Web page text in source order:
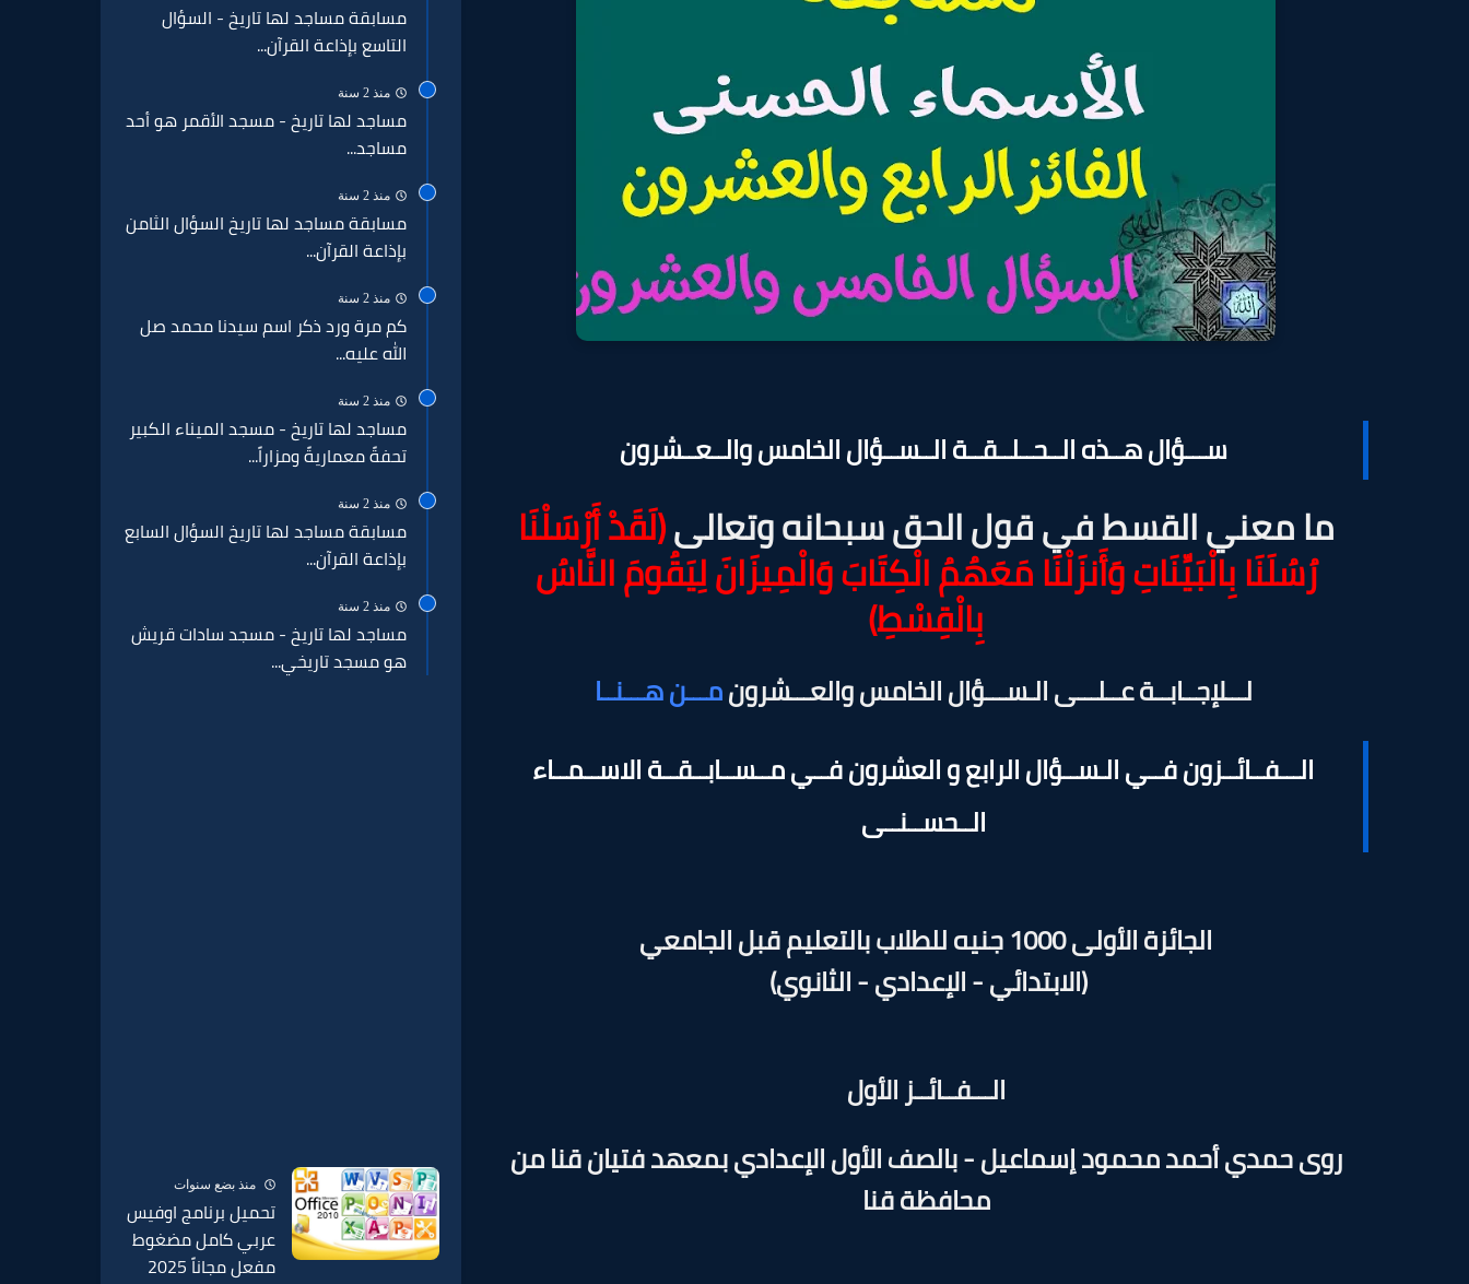
ســـؤال هــذه الــحــلــقــة الــســؤال الخامس والــعــشرون
ما معني القسط في قول الحق سبحانه وتعالى(لَقَدْ أَرْسَلْنَا
رُسُلَنَا بِالْبَيِّنَاتِ وَأَنزَلْنَا مَعَهُمُ الْكِتَابَ وَالْمِيزَانَ لِيَقُومَ النَّاسُ
بِالْقِسْطِ)
لـــلإجــابــة عــلـــى الـســـؤال الخامس والعـــشرونمـــن هـــنــا
الـــفــائــزون فــي الـســؤال الرابع و العشرون فــي مــســابــقــة الاســمــاء
الــحســنــى
الجائزة الأولى 1000 جنيه للطلاب بالتعليم قبل الجامعي
(الابتدائي - الإعدادي - الثانوي)
الـــفــائــز الأول
روى حمدي أحمد محمود إسماعيل - بالصف الأول الإعدادي بمعهد فتيان قنا من
محافظة قنا
مسابقة مساجد لها تاريخ - السؤال
التاسع بإذاعة القرآن...
منذ 2 سنة
مساجد لها تاريخ - مسجد الأقمر هو أحد
مساجد...
منذ 2 سنة
مسابقة مساجد لها تاريخ السؤال الثامن
بإذاعة القرآن...
منذ 2 سنة
كم مرة ورد ذكر اسم سيدنا محمد صل
الله عليه...
منذ 2 سنة
مساجد لها تاريخ - مسجد الميناء الكبير
تحفةً معماريةً ومزاراً...
منذ 2 سنة
مسابقة مساجد لها تاريخ السؤال السابع
بإذاعة القرآن...
منذ 2 سنة
مساجد لها تاريخ - مسجد سادات قريش
هو مسجد تاريخي...
منذ بضع سنوات
تحميل برنامج اوفيس
عربي كامل مضغوط
مفعل مجاناً 2025